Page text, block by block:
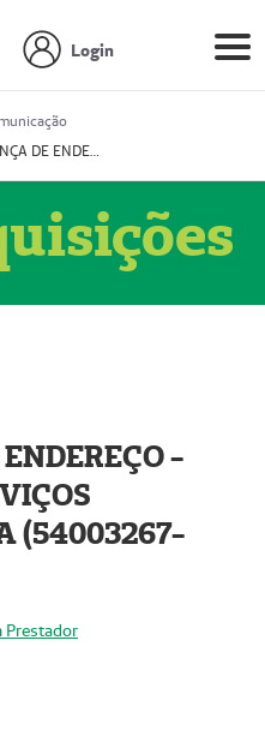
Login
MUDANÇA DE ENDEREÇO - DIAGITAB SERVIÇOS MÉDICOS LTDA (54003267-5)
-
(54003267-
Prestador